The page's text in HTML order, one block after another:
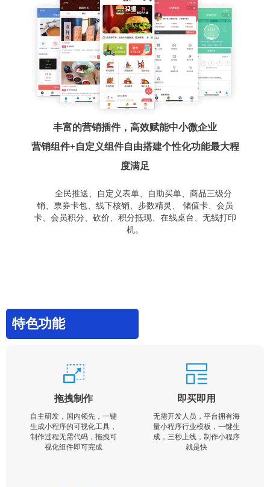
丰富的营销插件，高效赋能中小微企业
营销组件+自定义组件自由搭建个性化功能最大程
度满足
全民推送、自定义表单、自助买单、商品三级分
销、票券卡包、线下核销、步数精灵、 储值卡、会员
卡、会员积分、砍价、积分抵现、在线桌台、无线打印
机。
特色功能
拖拽制作
自主研发，国内领先，一键
生成小程序的可视化工具，
制作过程无需代码，拖拽可
视化组件即可完成
即买即用
无需开发人员，平台拥有海
量小程序行业模板，一键生
成，三秒上线，制作小程序
就是快